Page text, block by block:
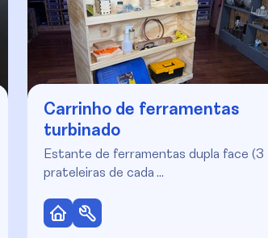
Carrinho de ferramentas
turbinado
Estante de ferramentas dupla face (3
prateleiras de cada …